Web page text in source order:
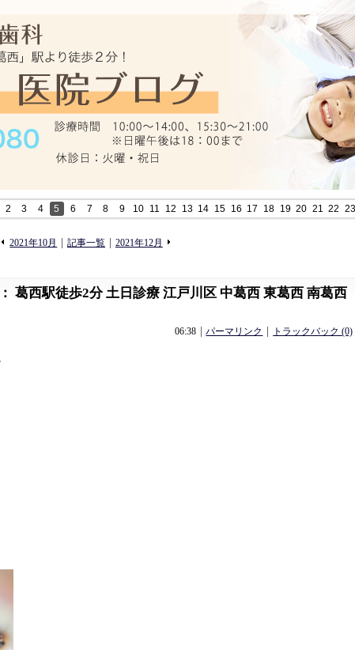
2 3 4 5 6 7 8 9 10 11 12 13 14 15 16 17 18 19 20 21 22 23
«
2021年10月 記事一覧 2021年12月
葛西駅徒歩2分 土日診療 江戸川区 中葛西 東葛西 南葛西
06:38 パーマリンク トラックバック (0)